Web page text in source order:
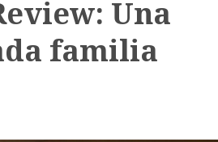
Una
familia